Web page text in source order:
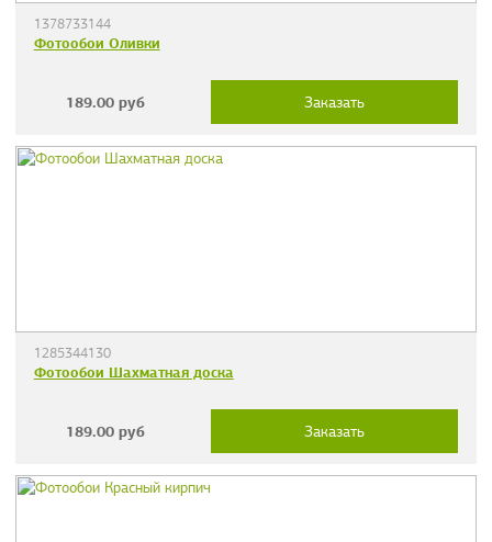
1378733144
Фотообои Оливки
189.00 руб Заказать
1285344130
Фотообои Шахматная доска
189.00 руб Заказать